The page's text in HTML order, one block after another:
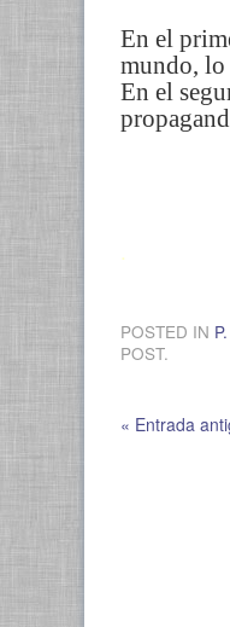
En el
mundo, lo
En el
.
POSTED IN
POST.
« Entrada